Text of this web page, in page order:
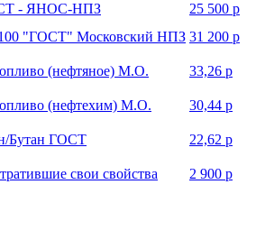
- ЯНОС-НПЗ
25 500 р
"ГОСТ" Московский НПЗ 31 200 р
(нефтяное) М.О. 33,26 р
(нефтехим) М.О. 30,44 р
Бутан ГОСТ 22,62 р
свои свойства 2 900 р